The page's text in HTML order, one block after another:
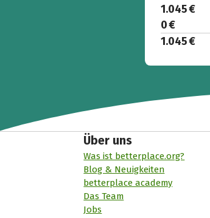
1.045 €
0 €
1.045 €
Über uns
Was ist betterplace.org?
Blog & Neuigkeiten
betterplace academy
Das Team
Jobs